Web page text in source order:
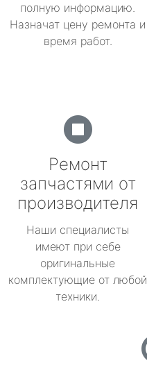
полную информацию.
Назначат цену ремонта и
время работ.
Ремонт
запчастями от
производителя
Наши специалисты
имеют при себе
оригинальные
комплектующие от любой
техники.